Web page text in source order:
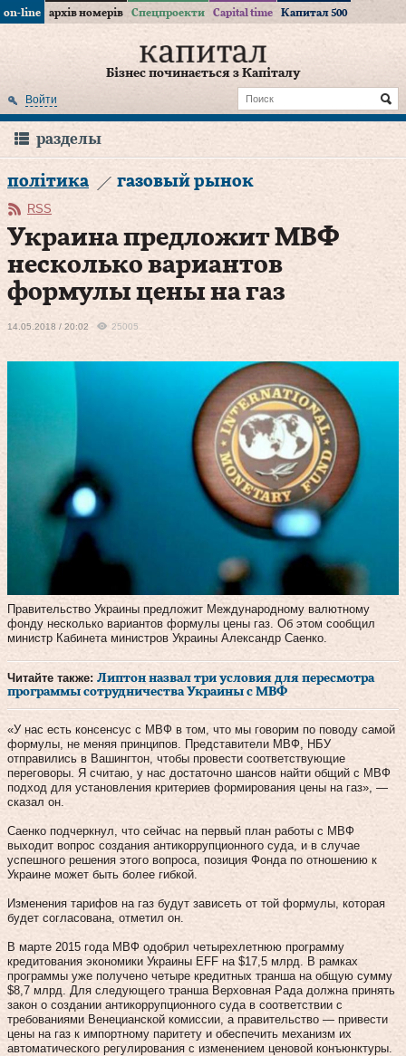
on-line архів номерів Спецпроекти Capital time Капитал 500
Бізнес починається з Капіталу
Войти
разделы
політика газовый рынок
RSS
Украина предложит МВФ
несколько вариантов
формулы цены на газ
14.05.2018 / 20:02 25005
Правительство Украины предложит Международному валютному
фонду несколько вариантов формулы цены газ. Об этом сообщил
министр Кабинета министров Украины Александр Саенко.
Читайте также: Липтон назвал три условия для пересмотра
программы сотрудничества Украины с МВФ
«У нас есть консенсус с МВФ в том, что мы говорим по поводу самой
формулы, не меняя принципов. Представители МВФ, НБУ
отправились в Вашингтон, чтобы провести соответствующие
переговоры. Я считаю, у нас достаточно шансов найти общий с МВФ
подход для установления критериев формирования цены на газ», —
сказал он.
Саенко подчеркнул, что сейчас на первый план работы с МВФ
выходит вопрос создания антикоррупционного суда, и в случае
успешного решения этого вопроса, позиция Фонда по отношению к
Украине может быть более гибкой.
Изменения тарифов на газ будут зависеть от той формулы, которая
будет согласована, отметил он.
В марте 2015 года МВФ одобрил четырехлетнюю программу
кредитования экономики Украины EFF на $17,5 млрд. В рамках
программы уже получено четыре кредитных транша на общую сумму
$8,7 млрд. Для следующего транша Верховная Рада должна принять
закон о создании антикоррупционного суда в соответствии с
требованиями Венецианской комиссии, а правительство — привести
цены на газ к импортному паритету и обеспечить механизм их
автоматического регулирования с изменением ценовой конъюнктуры.